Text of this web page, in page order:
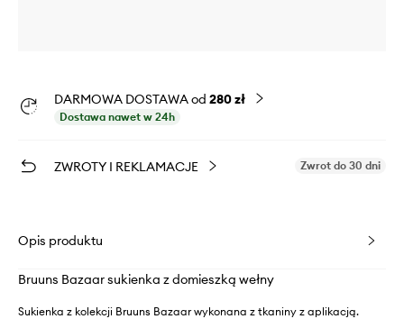
DARMOWA DOSTAWA od 280 zł
Dostawa nawet w 24h
ZWROTY I REKLAMACJE Zwrot do 30 dni
Opis produktu
Bruuns Bazaar sukienka z domieszką wełny
Sukienka z kolekcji Bruuns Bazaar wykonana z tkaniny z aplikacją.